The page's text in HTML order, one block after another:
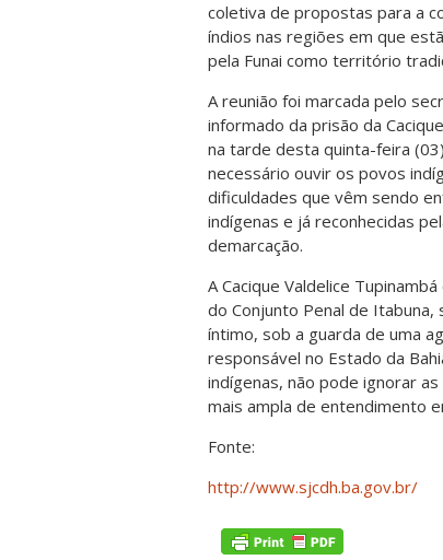
coletiva de propostas para a
índios nas regiões em que
pela Funai como território
A reunião foi marcada pelo
informado da prisão da
na tarde desta quinta-feira
necessário ouvir os povos
dificuldades que vêm sendo
indígenas e já reconhecidas
demarcação.
A Cacique Valdelice
do Conjunto Penal de
íntimo, sob a guarda de uma
responsável no Estado da
indígenas, não pode ignorar
mais ampla de entendimento
Fonte:
http://www.sjcdh.ba.gov.br/